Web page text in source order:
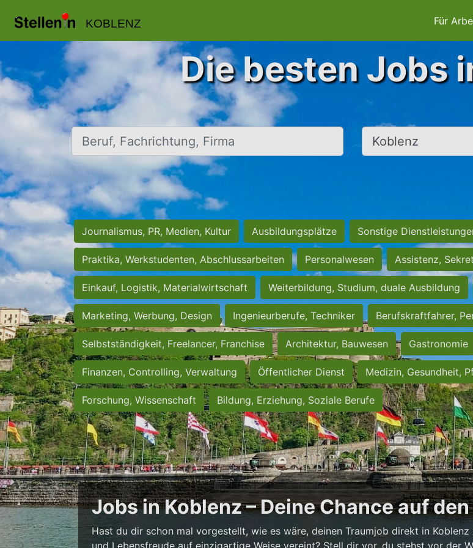
KOBLENZ Für
Die besten Jobs
Beruf, Fachrichtung, Firma Ort, Stadt
Journalismus, PR, Medien, Kultur Ausbildungsplätze Sonstige
Praktika, Werkstudenten, Abschlussarbeiten Personalwesen Assistenz,
Einkauf, Logistik, Materialwirtschaft Weiterbildung, Studium, duale Ausbildung
Marketing, Werbung, Design Ingenieurberufe, Techniker Berufskraftfahrer,
Selbstständigkeit, Freelancer, Franchise Architektur, Bauwesen Gastronomie
Finanzen, Controlling, Verwaltung Öffentlicher Dienst Medizin, Gesundheit,
Forschung, Wissenschaft Bildung, Erziehung, Soziale Berufe
Jobs in Koblenz – Deine Chance auf
Hast du dir schon mal vorgestellt, wie es wäre, deinen Traumjob direkt in